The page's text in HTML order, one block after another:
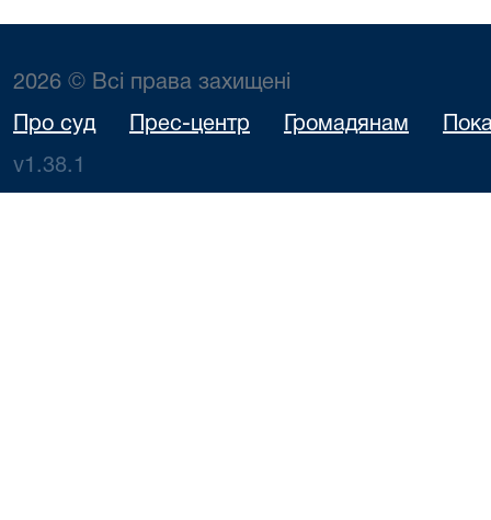
2026 © Всі права захищені
Про суд Прес-центр Громадянам
v1.38.1